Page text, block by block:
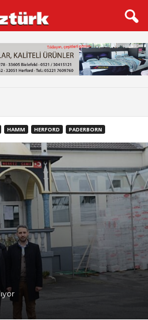
HAMM HERFORD PADERBORN